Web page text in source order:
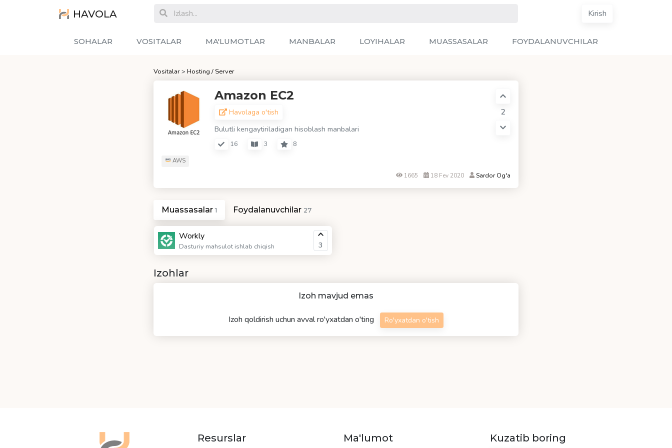
HAVOLA Kirish
SOHALAR VOSITALAR MA'LUMOTLAR MANBALAR LOYIHALAR MUASSASALAR FOYDALANUVCHILAR
Vositalar> Hosting / Server
Amazon EC2
Havolaga o'tish
Bulutli kengaytiriladigan hisoblash manbalari
16 3 8
2
AWS
1665 18 Fev 2020 Sardor Og'a
Muassasalar1 Foydalanuvchilar 27
Workly
Dasturiy mahsulot ishlab chiqish 3
Izohlar
Izoh mavjud emas
Izoh qoldirish uchun avval ro'yxatdan o'ting Ro'yxatdan o'tish
Resurslar Ma'lumot Kuzatib boring